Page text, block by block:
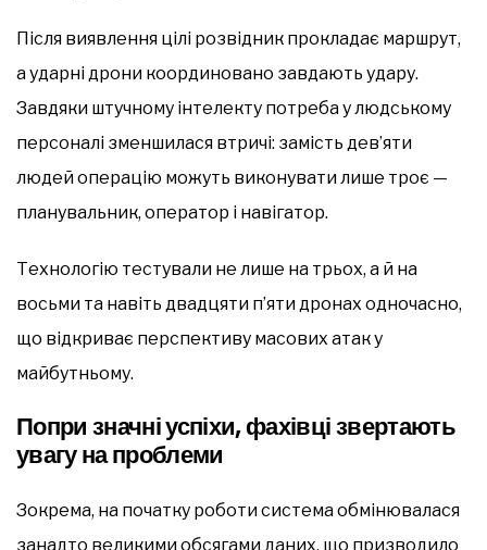
Після виявлення цілі розвідник прокладає маршрут,
а ударні дрони координовано завдають удару.
Завдяки штучному інтелекту потреба у людському
персоналі зменшилася втричі: замість дев’яти
людей операцію можуть виконувати лише троє —
планувальник, оператор і навігатор.
Технологію тестували не лише на трьох, а й на
восьми та навіть двадцяти п’яти дронах одночасно,
що відкриває перспективу масових атак у
майбутньому.
Попри значні успіхи, фахівці звертають
увагу на проблеми
Зокрема, на початку роботи система обмінювалася
занадто великими обсягами даних, що призводило